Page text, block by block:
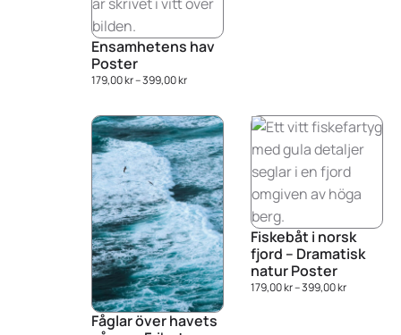
Ensamhetens hav
Poster
179,00kr–399,00kr
Fåglar över havets
Fiskebåt i norsk
fjord – Dramatisk
natur Poster
179,00kr–399,00kr